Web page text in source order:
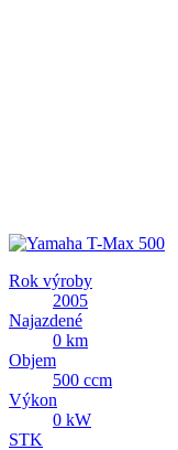
Rok výroby
2005
Najazdené
0 km
Objem
500 ccm
Výkon
0 kW
STK